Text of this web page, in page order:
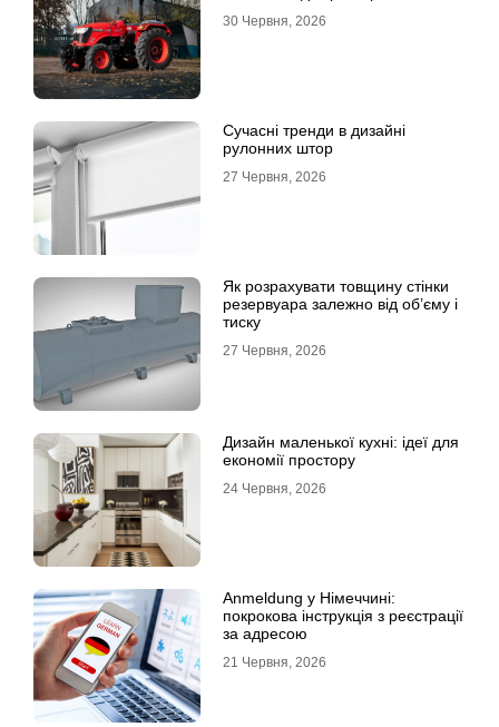
30 Червня, 2026
Сучасні тренди в дизайні
рулонних штор
27 Червня, 2026
Як розрахувати товщину стінки
резервуара залежно від об’єму і
тиску
27 Червня, 2026
Дизайн маленької кухні: ідеї для
економії простору
24 Червня, 2026
Anmeldung у Німеччині:
покрокова інструкція з реєстрації
за адресою
21 Червня, 2026